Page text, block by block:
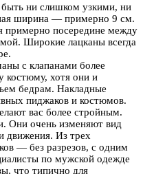
ни слишком узкими, ни
ширина — примерно 9 см.
примерно посередине между
Широкие лацканы всегда
с клапанами более
костюму, хотя они и
бедрам. Накладные
пиджаков и костюмов.
вас более стройным.
Они очень изменяют вид
движения. Из трех
— без разрезов, с одним
по мужской одежде
что типично для